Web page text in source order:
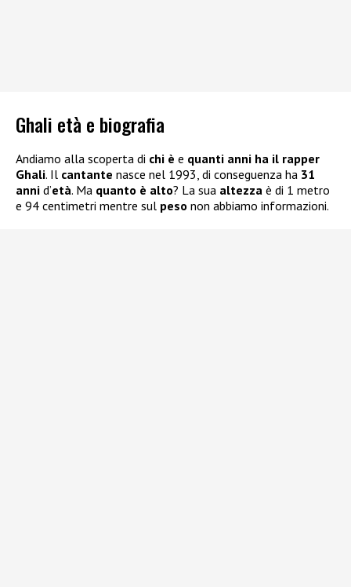
Ghali età e biografia
Andiamo alla scoperta di chi è e quanti anni ha il rapper
Ghali. Il cantante nasce nel 1993, di conseguenza ha 31
anni d’età. Ma quanto è alto? La sua altezza è di 1 metro
e 94 centimetri mentre sul peso non abbiamo informazioni.